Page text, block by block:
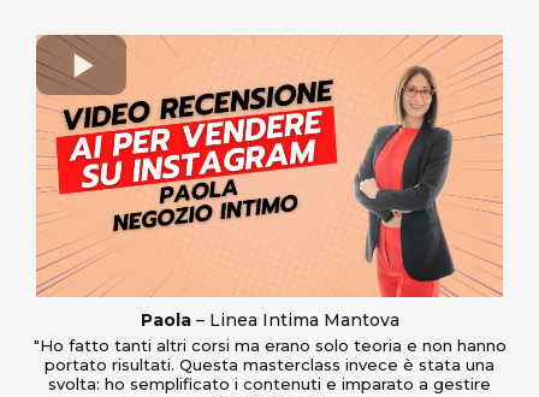
Paola – Linea Intima Mantova
"Ho fatto tanti altri corsi ma erano solo teoria e non hanno
portato risultati. Questa masterclass invece è stata una
svolta: ho semplificato i contenuti e imparato a gestire